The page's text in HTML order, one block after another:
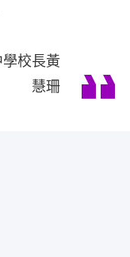
校長黃
慧珊